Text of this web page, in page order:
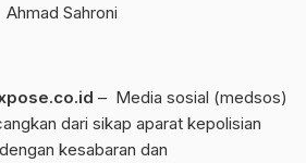
Ahmad Sahroni
– Media sosial (medsos)
dari sikap aparat kepolisian
kesabaran dan